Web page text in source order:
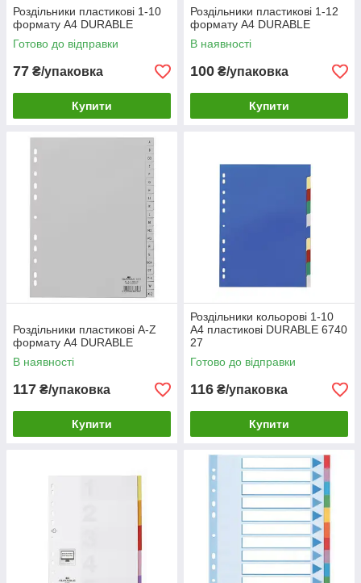
Роздільники пластикові 1-10
формату A4 DURABLE
Готово до відправки
77 ₴/упаковка
Купити
Роздільники пластикові 1-12
формату A4 DURABLE
В наявності
100 ₴/упаковка
Купити
Роздільники пластикові A-Z
формату A4 DURABLE
В наявності
117 ₴/упаковка
Купити
Роздільники кольорові 1-10
А4 пластикові DURABLE 6740
27
Готово до відправки
116 ₴/упаковка
Купити